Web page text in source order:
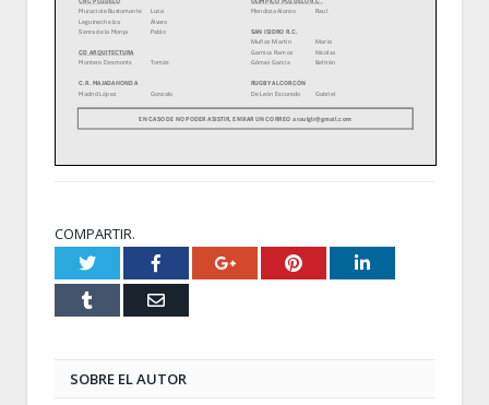
COMPARTIR.
Twitter Facebook Google+ Pinterest LinkedIn
Email
SOBRE EL AUTOR